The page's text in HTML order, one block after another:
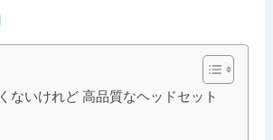
ないけれど 高品質なヘッドセット